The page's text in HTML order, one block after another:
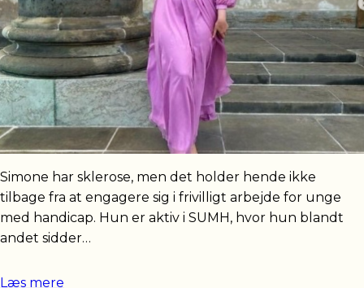
Simone har sklerose, men det holder hende ikke
tilbage fra at engagere sig i frivilligt arbejde for unge
med handicap. Hun er aktiv i SUMH, hvor hun blandt
andet sidder…
Læs mere